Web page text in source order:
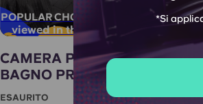
*Si
POPULAR CHOICE!
56 people
viewed in the last 5 days
CAMERA PREMIUM
BAGNO PRIVATO
ESAURITO